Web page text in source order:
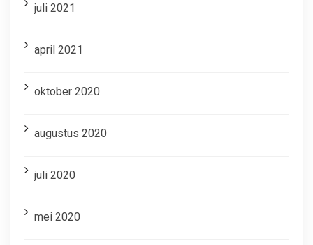
juli 2021
april 2021
oktober 2020
augustus 2020
juli 2020
mei 2020